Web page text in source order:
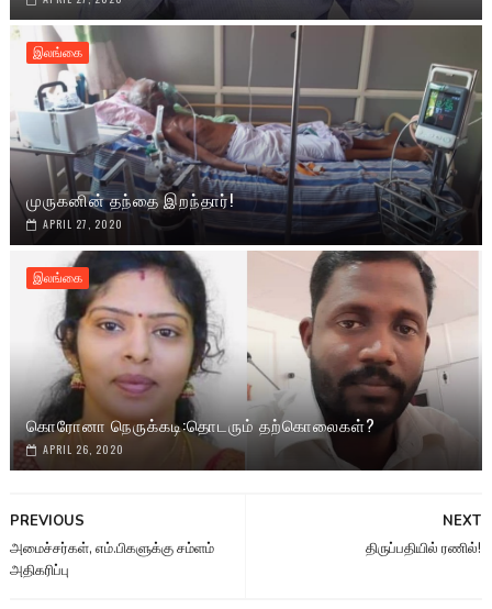
இலங்கை
முருகனின் தந்தை இறந்தார்!
APRIL 27, 2020
இலங்கை
கொரோனா நெருக்கடி:தொடரும் தற்கொலைகள்?
APRIL 26, 2020
NEXT
திருப்பதியில் ரணில்!
PREVIOUS
அமைச்சர்கள், எம்.பிகளுக்கு சம்ளம்
அதிகரிப்பு